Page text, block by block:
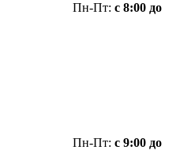
Пн-Пт: с 8:00 до
Пн-Пт: с 9:00 до